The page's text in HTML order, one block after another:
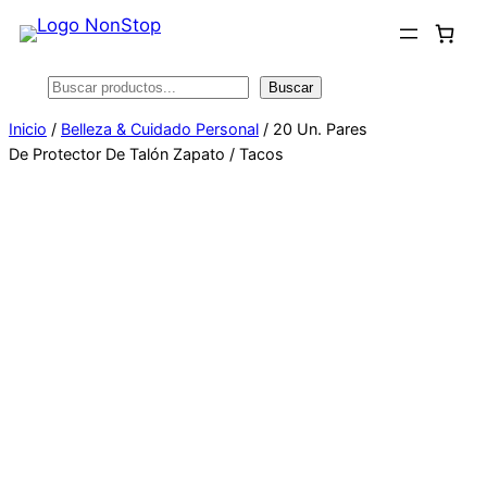
Saltar
contenido
Buscar Buscar
Inicio / Belleza & Cuidado Personal / 20 Un. Pares
De Protector De Talón Zapato / Tacos